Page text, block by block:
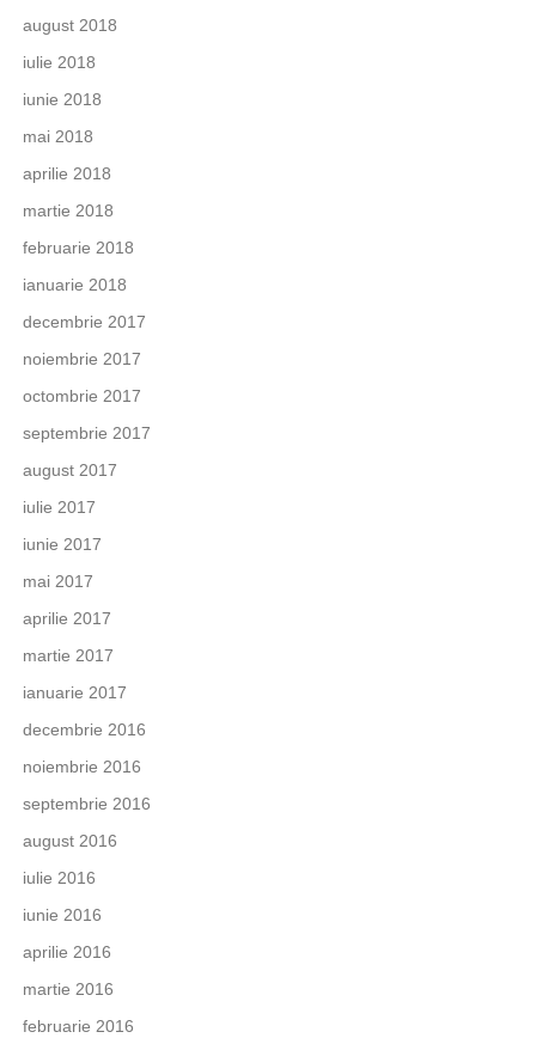
august 2018
iulie 2018
iunie 2018
mai 2018
aprilie 2018
martie 2018
februarie 2018
ianuarie 2018
decembrie 2017
noiembrie 2017
octombrie 2017
septembrie 2017
august 2017
iulie 2017
iunie 2017
mai 2017
aprilie 2017
martie 2017
ianuarie 2017
decembrie 2016
noiembrie 2016
septembrie 2016
august 2016
iulie 2016
iunie 2016
aprilie 2016
martie 2016
februarie 2016